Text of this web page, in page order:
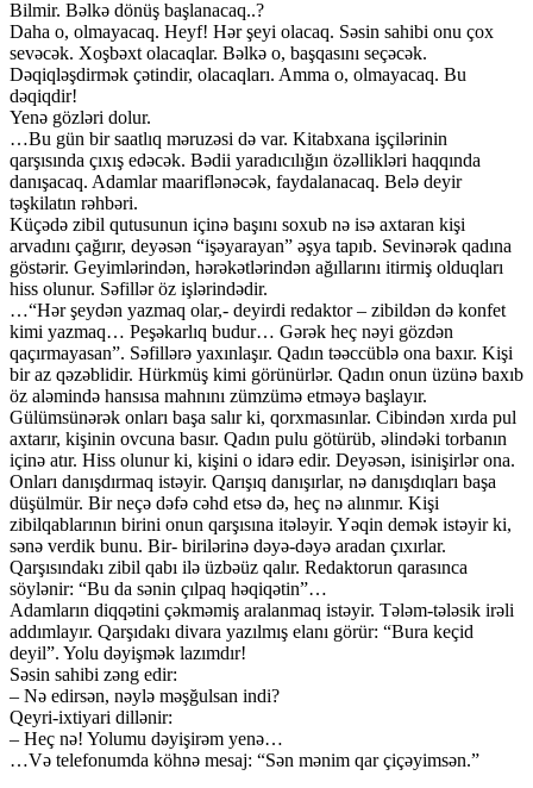
Bilmir. Bəlkə dönüş başlanacaq..?
Daha o, olmayacaq. Heyf! Hər şeyi olacaq. Səsin sahibi onu çox
sevəcək. Xoşbəxt olacaqlar. Bəlkə o, başqasını seçəcək.
Dəqiqləşdirmək çətindir, olacaqları. Amma o, olmayacaq. Bu
dəqiqdir!
Yenə gözləri dolur.
…Bu gün bir saatlıq məruzəsi də var. Kitabxana işçilərinin
qarşısında çıxış edəcək. Bədii yaradıcılığın özəllikləri haqqında
danışacaq. Adamlar maariflənəcək, faydalanacaq. Belə deyir
təşkilatın rəhbəri.
Küçədə zibil qutusunun içinə başını soxub nə isə axtaran kişi
arvadını çağırır, deyəsən “işəyarayan” əşya tapıb. Sevinərək qadına
göstərir. Geyimlərindən, hərəkətlərindən ağıllarını itirmiş olduqları
hiss olunur. Səfillər öz işlərindədir.
…“Hər şeydən yazmaq olar,- deyirdi redaktor – zibildən də konfet
kimi yazmaq… Peşəkarlıq budur… Gərək heç nəyi gözdən
qaçırmayasan”. Səfillərə yaxınlaşır. Qadın təəccüblə ona baxır. Kişi
bir az qəzəblidir. Hürkmüş kimi görünürlər. Qadın onun üzünə baxıb
öz aləmində hansısa mahnını zümzümə etməyə başlayır.
Gülümsünərək onları başa salır ki, qorxmasınlar. Cibindən xırda pul
axtarır, kişinin ovcuna basır. Qadın pulu götürüb, əlindəki torbanın
içinə atır. Hiss olunur ki, kişini o idarə edir. Deyəsən, isinişirlər ona.
Onları danışdırmaq istəyir. Qarışıq danışırlar, nə danışdıqları başa
düşülmür. Bir neçə dəfə cəhd etsə də, heç nə alınmır. Kişi
zibilqablarının birini onun qarşısına itələyir. Yəqin demək istəyir ki,
sənə verdik bunu. Bir- birilərinə dəyə-dəyə aradan çıxırlar.
Qarşısındakı zibil qabı ilə üzbəüz qalır. Redaktorun qarasınca
söylənir: “Bu da sənin çılpaq həqiqətin”…
Adamların diqqətini çəkməmiş aralanmaq istəyir. Tələm-tələsik irəli
addımlayır. Qarşıdakı divara yazılmış elanı görür: “Bura keçid
deyil”. Yolu dəyişmək lazımdır!
Səsin sahibi zəng edir:
– Nə edirsən, nəylə məşğulsan indi?
Qeyri-ixtiyari dillənir:
– Heç nə! Yolumu dəyişirəm yenə…
…Və telefonumda köhnə mesaj: “Sən mənim qar çiçəyimsən.”